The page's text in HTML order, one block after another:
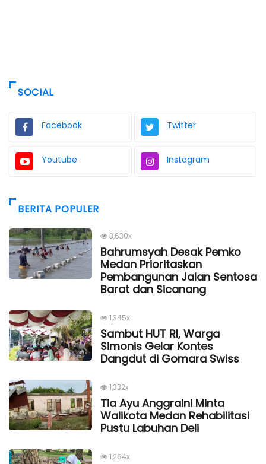
SOCIAL
Facebook Twitter
Youtube Instagram
BERITA POPULER
3,630x
Bahrumsyah Desak Pemko
Medan Prioritaskan
Pembangunan Jalan Sentosa
Barat dan Sicanang
1,345x
Sambut HUT RI, Warga
Simonis Gelar Kontes
Dangdut di Gomara Swiss
1,332x
Tia Ayu Anggraini Minta
Walikota Medan Rehabilitasi
Pustu Labuhan Deli
1,264x